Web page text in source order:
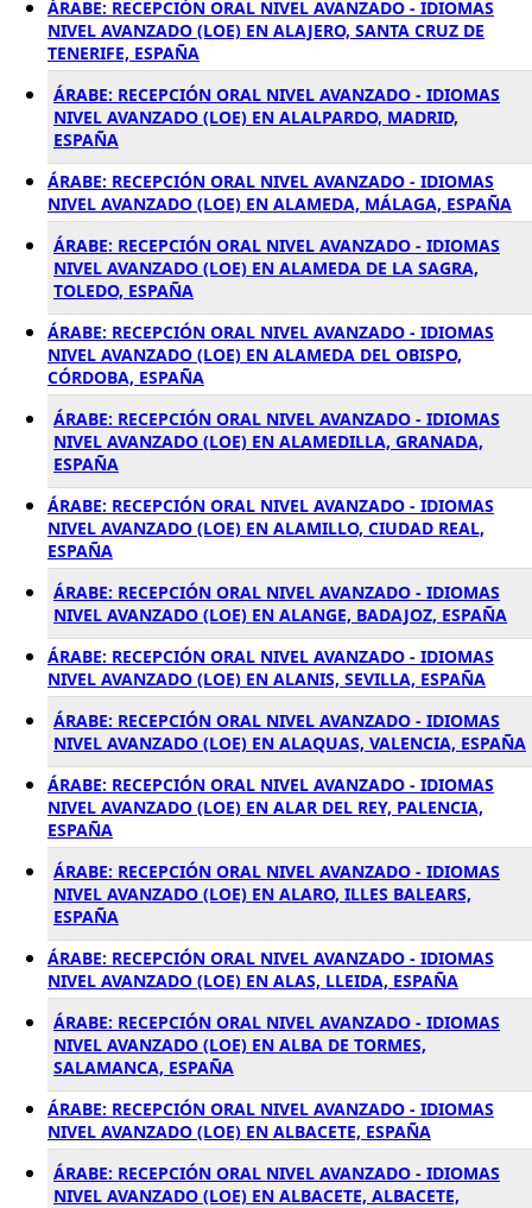
ÁRABE: RECEPCIÓN ORAL NIVEL AVANZADO - IDIOMAS
NIVEL AVANZADO (LOE) EN ALAJERO, SANTA CRUZ DE
TENERIFE, ESPAÑA
ÁRABE: RECEPCIÓN ORAL NIVEL AVANZADO - IDIOMAS
NIVEL AVANZADO (LOE) EN ALALPARDO, MADRID,
ESPAÑA
ÁRABE: RECEPCIÓN ORAL NIVEL AVANZADO - IDIOMAS
NIVEL AVANZADO (LOE) EN ALAMEDA, MÁLAGA, ESPAÑA
ÁRABE: RECEPCIÓN ORAL NIVEL AVANZADO - IDIOMAS
NIVEL AVANZADO (LOE) EN ALAMEDA DE LA SAGRA,
TOLEDO, ESPAÑA
ÁRABE: RECEPCIÓN ORAL NIVEL AVANZADO - IDIOMAS
NIVEL AVANZADO (LOE) EN ALAMEDA DEL OBISPO,
CÓRDOBA, ESPAÑA
ÁRABE: RECEPCIÓN ORAL NIVEL AVANZADO - IDIOMAS
NIVEL AVANZADO (LOE) EN ALAMEDILLA, GRANADA,
ESPAÑA
ÁRABE: RECEPCIÓN ORAL NIVEL AVANZADO - IDIOMAS
NIVEL AVANZADO (LOE) EN ALAMILLO, CIUDAD REAL,
ESPAÑA
ÁRABE: RECEPCIÓN ORAL NIVEL AVANZADO - IDIOMAS
NIVEL AVANZADO (LOE) EN ALANGE, BADAJOZ, ESPAÑA
ÁRABE: RECEPCIÓN ORAL NIVEL AVANZADO - IDIOMAS
NIVEL AVANZADO (LOE) EN ALANIS, SEVILLA, ESPAÑA
ÁRABE: RECEPCIÓN ORAL NIVEL AVANZADO - IDIOMAS
NIVEL AVANZADO (LOE) EN ALAQUAS, VALENCIA, ESPAÑA
ÁRABE: RECEPCIÓN ORAL NIVEL AVANZADO - IDIOMAS
NIVEL AVANZADO (LOE) EN ALAR DEL REY, PALENCIA,
ESPAÑA
ÁRABE: RECEPCIÓN ORAL NIVEL AVANZADO - IDIOMAS
NIVEL AVANZADO (LOE) EN ALARO, ILLES BALEARS,
ESPAÑA
ÁRABE: RECEPCIÓN ORAL NIVEL AVANZADO - IDIOMAS
NIVEL AVANZADO (LOE) EN ALAS, LLEIDA, ESPAÑA
ÁRABE: RECEPCIÓN ORAL NIVEL AVANZADO - IDIOMAS
NIVEL AVANZADO (LOE) EN ALBA DE TORMES,
SALAMANCA, ESPAÑA
ÁRABE: RECEPCIÓN ORAL NIVEL AVANZADO - IDIOMAS
NIVEL AVANZADO (LOE) EN ALBACETE, ESPAÑA
ÁRABE: RECEPCIÓN ORAL NIVEL AVANZADO - IDIOMAS
NIVEL AVANZADO (LOE) EN ALBACETE, ALBACETE,